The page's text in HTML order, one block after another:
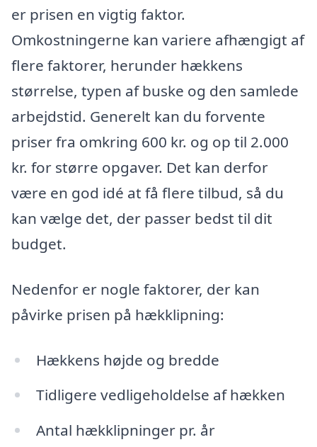
er prisen en vigtig faktor.
Omkostningerne kan variere afhængigt af
flere faktorer, herunder hækkens
størrelse, typen af buske og den samlede
arbejdstid. Generelt kan du forvente
priser fra omkring 600 kr. og op til 2.000
kr. for større opgaver. Det kan derfor
være en god idé at få flere tilbud, så du
kan vælge det, der passer bedst til dit
budget.
Nedenfor er nogle faktorer, der kan
påvirke prisen på hækklipning:
Hækkens højde og bredde
Tidligere vedligeholdelse af hækken
Antal hækklipninger pr. år